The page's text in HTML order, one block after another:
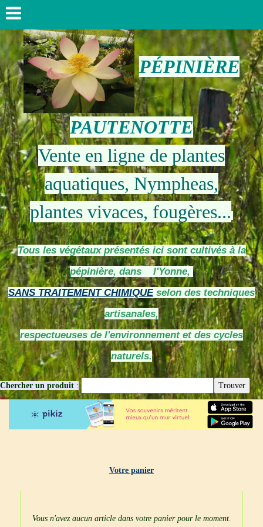
PÉPINIÈRE
PAUTENOTTE
Vente en ligne de plantes
aquatiques, Nympheas,
plantes vivaces, fougères...
Tous les végétaux présentés ici sont cultivés à la
pépinière, dans l'Yonne,
SANS TRAITEMENT CHIMIQUE selon des techniques
artisanales,
respectueuses de l'environnement et des cycles
naturels.
Chercher un produit :
Votre panier
Vous n'avez aucun article dans votre panier pour le moment.